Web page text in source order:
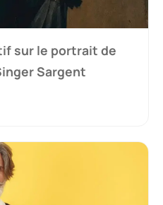
sur le portrait de
Sargent